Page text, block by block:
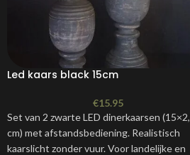
Led kaars black 15cm
€15.95
Set van 2 zwarte LED dinerkaarsen
cm) met afstandsbediening. Realistisch
kaarslicht zonder vuur. Voor landelijke en